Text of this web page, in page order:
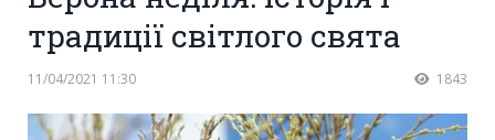
традиції світлого свята
11/04/2021 11:30 1843